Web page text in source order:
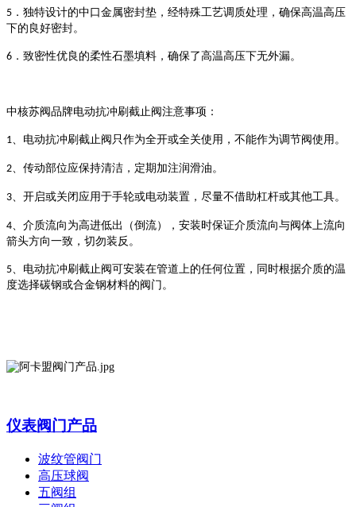
5 ．独特设计的中口金属密封垫，经特殊工艺调质处理，确保高温高压
下的良好密封。
6 ．致密性优良的柔性石墨填料，确保了高温高压下无外漏。
中核苏阀品牌电动抗冲刷截止阀注意事项：
1 、电动抗冲刷截止阀只作为全开或全关使用，不能作为调节阀使用。
2 、传动部位应保持清洁，定期加注润滑油。
3 、开启或关闭应用于手轮或电动装置，尽量不借助杠杆或其他工具。
4 、介质流向为高进低出（倒流），安装时保证介质流向与阀体上流向
箭头方向一致，切勿装反。
5 、电动抗冲刷截止阀可安装在管道上的任何位置，同时根据介质的温
度选择碳钢或合金钢材料的阀门。
仪表阀门产品
波纹管阀门
高压球阀
五阀组